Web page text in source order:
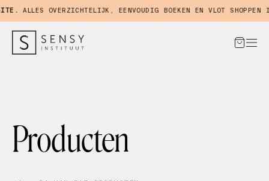
ALLES OVERZICHTELIJK, EENVOUDIG BOEKEN EN VLOT SHOPPEN IN
Producten